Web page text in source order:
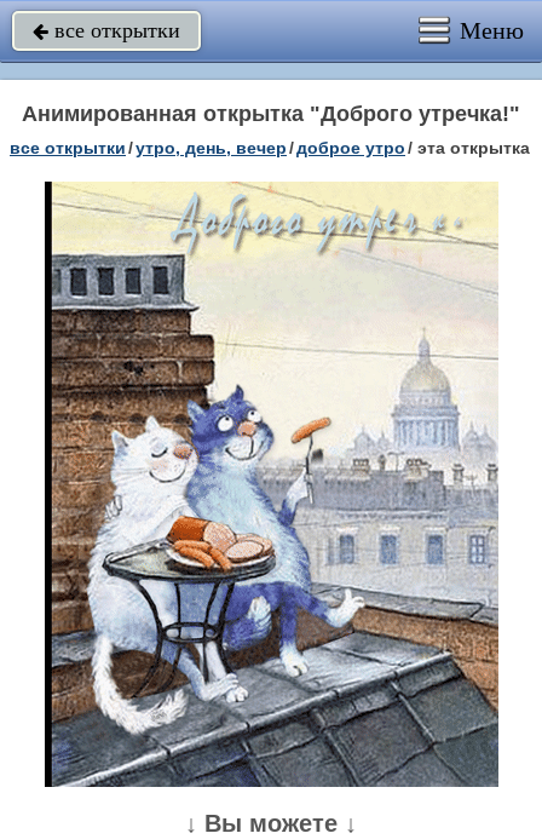
 все открытки Меню
Анимированная открытка "Доброго утречка!"
все открытки/утро, день, вечер/доброе утро/ эта открытка
↓ Вы можете ↓